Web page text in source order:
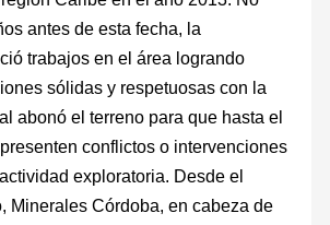
antes de esta fecha, la
trabajos en el área logrando
sólidas y respetuosas con la
abonó el terreno para que hasta el
conflictos o intervenciones
exploratoria. Desde el
Minerales Córdoba, en cabeza de